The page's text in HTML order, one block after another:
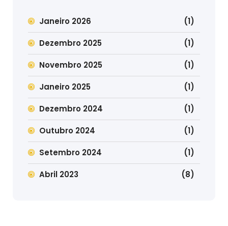
Janeiro 2026 (1)
Dezembro 2025 (1)
Novembro 2025 (1)
Janeiro 2025 (1)
Dezembro 2024 (1)
Outubro 2024 (1)
Setembro 2024 (1)
Abril 2023 (8)